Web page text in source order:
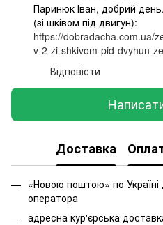
Паринюк Іван, добрий
(зі шківом під двигун):
https://dobradacha.com.ua/
v-2-zi-shkivom-pid-dvyhun-
Відповісти
Доставка
«Новою поштою» по Україні
оператора
адресна кур'єрська